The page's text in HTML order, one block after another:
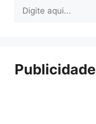
Pesquisar
Publicidade